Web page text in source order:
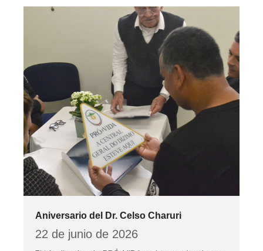
Aniversario del Dr. Celso Charuri
22 de junio de 2026